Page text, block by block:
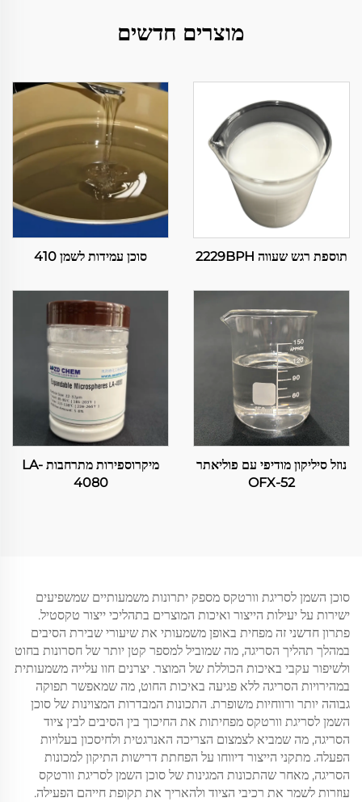
מוצרים חדשים
תוספת רגש שעווה 2229BPH סוכן עמידות לשמן 410
נוזל סיליקון מודיפי עם פוליאתר
OFX-52
מיקרוספירות מתרחבות LA-
4080
סוכן השמן לסריגת וורטקס מספק יתרונות משמעותיים שמשפיעים
ישירות על יעילות הייצור ואיכות המוצרים בתהליכי ייצור טקסטיל.
פתרון חדשני זה מפחית באופן משמעותי את שיעורי שבירת הסיבים
במהלך תהליך הסריגה, מה שמוביל למספר קטן יותר של חסרונות בחוט
ולשיפור עקבי באיכות הכוללת של המוצר. יצרנים חוו עלייה משמעותית
במהירויות הסריגה ללא פגיעה באיכות החוט, מה שמאפשר תפוקה
גבוהה יותר ורווחיות משופרת. התכונות המבדרות המצוינות של סוכן
השמן לסריגת וורטקס מפחיתות את החיכוך בין הסיבים לבין ציוד
הסריגה, מה שמביא לצמצום הצריכה האנרגטית ולחיסכון בעלויות
הפעלה. מתקני הייצור דיווחו על הפחתת דרישות התיקון למכונות
הסריגה, מאחר שהתכונות המגינות של סוכן השמן לסריגת וורטקס
עוזרות לשמר את רכיבי הציוד ולהאריך את תקופת חייהם הפעילה.